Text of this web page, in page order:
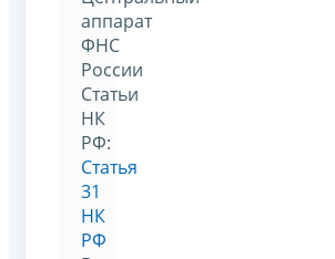
аппарат
ФНС
России
Статьи
НК
РФ:
Статья
31
НК
РФ